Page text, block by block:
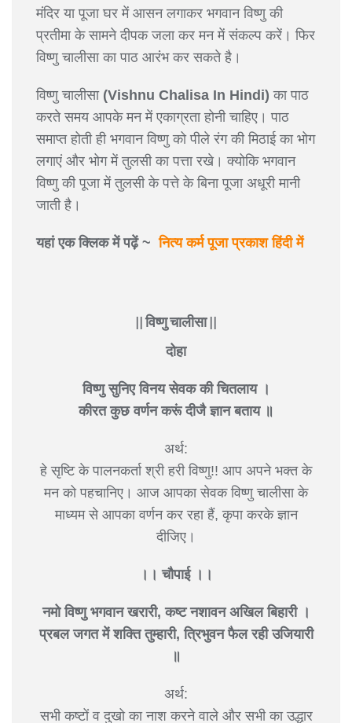
मंदिर या पूजा घर में आसन लगाकर भगवान विष्णु की
प्रतीमा के सामने दीपक जला कर मन में संकल्प करें। फिर
विष्णु चालीसा का पाठ आरंभ कर सकते है।
विष्णु चालीसा (Vishnu Chalisa In Hindi) का पाठ
करते समय आपके मन में एकाग्रता होनी चाहिए। पाठ
समाप्त होती ही भगवान विष्णु को पीले रंग की मिठाई का भोग
लगाएं और भोग में तुलसी का पत्ता रखे। क्योकि भगवान
विष्णु की पूजा में तुलसी के पत्ते के बिना पूजा अधूरी मानी
जाती है।
यहां एक क्लिक में पढ़ें ~ नित्य कर्म पूजा प्रकाश हिंदी में
|| विष्णु चालीसा ||
दोहा
विष्णु सुनिए विनय सेवक की चितलाय ।
कीरत कुछ वर्णन करूं दीजै ज्ञान बताय ॥
अर्थ:
हे सृष्टि के पालनकर्ता श्री हरी विष्णु!! आप अपने भक्त के
मन को पहचानिए। आज आपका सेवक विष्णु चालीसा के
माध्यम से आपका वर्णन कर रहा हैं, कृपा करके ज्ञान
दीजिए।
।। चौपाई ।।
नमो विष्णु भगवान खरारी, कष्ट नशावन अखिल बिहारी ।
प्रबल जगत में शक्ति तुम्हारी, त्रिभुवन फैल रही उजियारी
॥
अर्थ:
सभी कष्टों व दुखो का नाश करने वाले और सभी का उद्धार